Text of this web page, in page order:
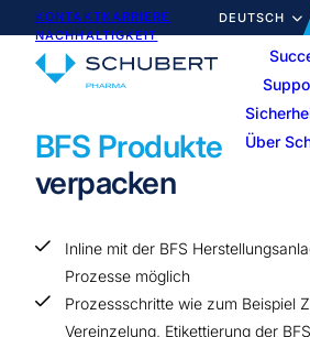
KONTAKTKARRIERE
NACHHALTIGKEIT
DEUTSCH
Kartonierer
Service-Portfolio
Über
Team &
BFS Produkte
verpacken
Inline mit der BFS
Prozesse möglich
Prozessschritte wie zum Beispiel
Vereinzelung, Etikettierung der